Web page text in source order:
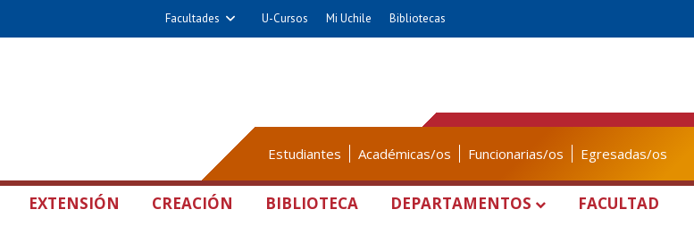
Facultades U-Cursos Mi Uchile Bibliotecas
Estudiantes Académicas/os Funcionarias/os Egresadas/os
EXTENSIÓN CREACIÓN BIBLIOTECA DEPARTAMENTOS FACULTAD